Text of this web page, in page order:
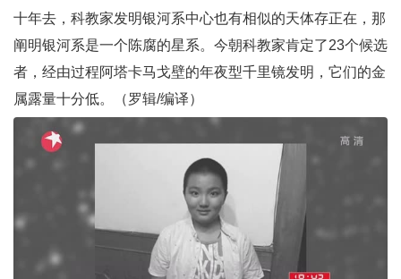
十年去，科教家发明银河系中心也有相似的天体存正在，那
阐明银河系是一个陈腐的星系。今朝科教家肯定了23个候选
者，经由过程阿塔卡马戈壁的年夜型千里镜发明，它们的金
属露量十分低。（罗辑/编译）